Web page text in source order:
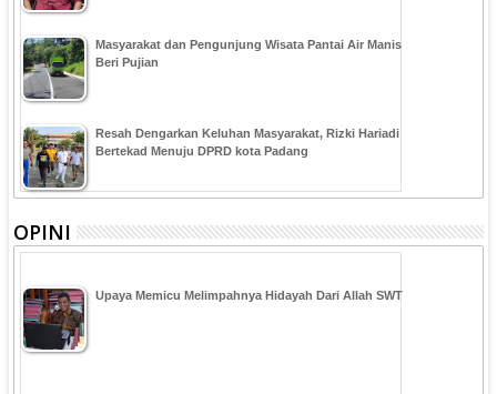
Masyarakat dan Pengunjung Wisata Pantai Air Manis
Beri Pujian
Resah Dengarkan Keluhan Masyarakat, Rizki Hariadi
Bertekad Menuju DPRD kota Padang
OPINI
Upaya Memicu Melimpahnya Hidayah Dari Allah SWT